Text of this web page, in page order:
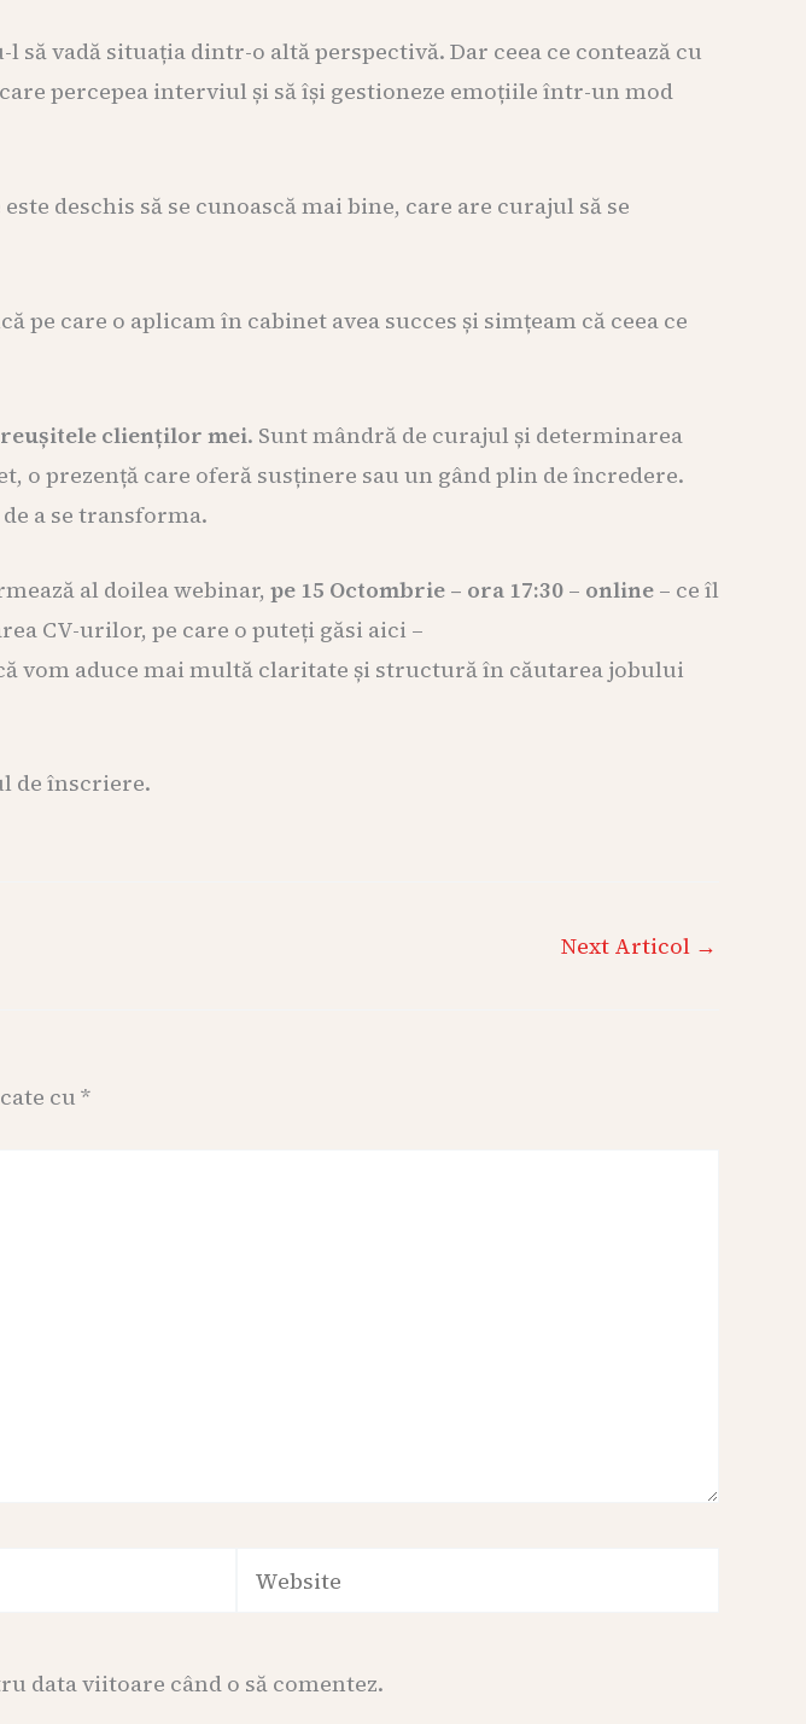
vadă situația dintr-o altă perspectivă. Dar ceea ce contează cu
percepea interviul și să își gestioneze emoțiile într-un mod
deschis să se cunoască mai bine, care are curajul să se
care o aplicam în cabinet avea succes și simțeam că ceea ce
reușitele clienților mei. Sunt mândră de curajul și determinarea
o prezență care oferă susținere sau un gând plin de încredere.
a se transforma.
al doilea webinar, pe 15 Octombrie – ora 17:30 – online – ce îl
CV-urilor, pe care o puteți găsi aici –
vom aduce mai multă claritate și structură în căutarea jobului
de înscriere.
Next Articol →
cu *
Website
data viitoare când o să comentez.